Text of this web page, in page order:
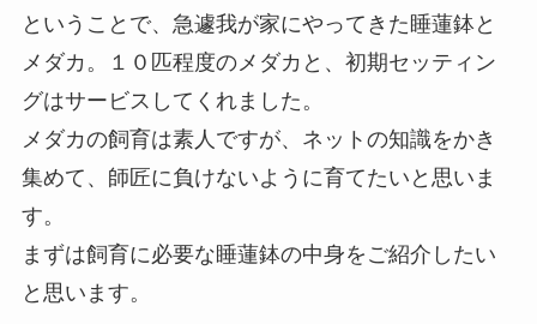
ということで、急遽我が家にやってきた睡蓮鉢と
メダカ。１０匹程度のメダカと、初期セッティン
グはサービスしてくれました。
メダカの飼育は素人ですが、ネットの知識をかき
集めて、師匠に負けないように育てたいと思いま
す。
まずは飼育に必要な睡蓮鉢の中身をご紹介したい
と思います。